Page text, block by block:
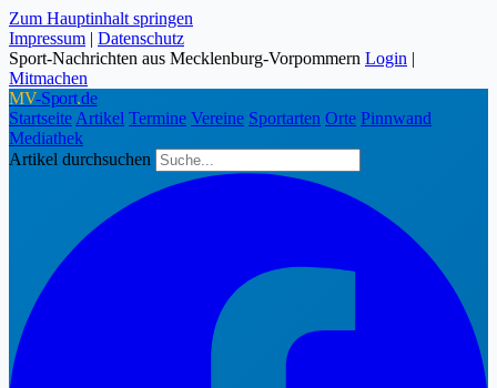
Zum Hauptinhalt springen
Impressum | Datenschutz
Sport-Nachrichten aus Mecklenburg-Vorpommern Login |
Mitmachen
MV-Sport.de
Startseite Artikel Termine Vereine Sportarten Orte Pinnwand
Mediathek
Artikel durchsuchen